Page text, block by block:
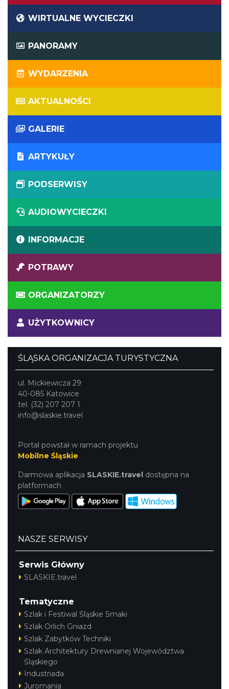
WIRTUALNE WYCIECZKI
PANORAMY
WYDARZENIA
AKTUALNOŚCI
GALERIE
ARTYKUŁY
PODSERWISY
AUDIOWYCIECZKI
INFORMACJE
POTRAWY
ORGANIZATORZY
UŻYTKOWNICY
ŚLĄSKA ORGANIZACJA TURYSTYCZNA
ul. Mickiewicza 29
40-085 Katowice
tel. (32) 207 207 1
info@slaskie.travel
Portal powstał w ramach projektu
Mobilne Śląskie
Darmowa aplikacja SLASKIE.travel dostępna na
platformach
NASZE SERWISY
Serwis Główny
SLASKIE.travel
Tematyczne
Szlak i Festiwal Śląskie Smaki
Szlak Orlich Gniazd
Szlak Zabytków Techniki
Szlak Architektury Drewnianej Województwa
Śląskiego
Industriada
Juromania